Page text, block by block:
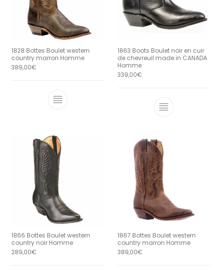
1828 Bottes Boulet western
country marron Homme
389,00€
Ce produit a plusieurs variations.
1863 Boots Boulet noir en cuir
de chevreuil made in CANADA
Homme
339,00€
Ce produit a
1866 Bottes Boulet western
country noir Homme
289,00€
1867 Bottes Boulet western
country marron Homme
389,00€